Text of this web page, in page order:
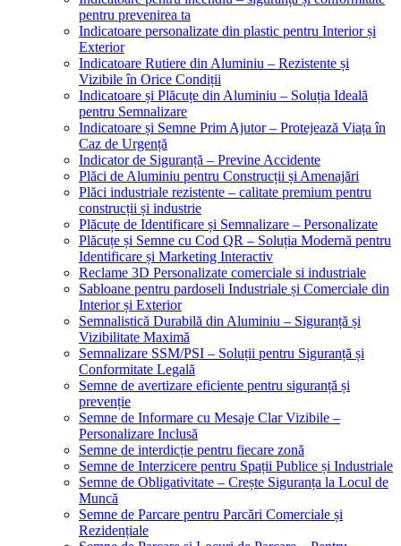
pentru prevenirea ta
Indicatoare personalizate din plastic pentru Interior și
Exterior
Indicatoare Rutiere din Aluminiu – Rezistente și
Vizibile în Orice Condiții
Indicatoare și Plăcuțe din Aluminiu – Soluția Ideală
pentru Semnalizare
Indicatoare și Semne Prim Ajutor – Protejează Viața în
Caz de Urgență
Indicator de Siguranță – Previne Accidente
Plăci de Aluminiu pentru Construcții și Amenajări
Plăci industriale rezistente – calitate premium pentru
construcții și industrie
Plăcuțe de Identificare și Semnalizare – Personalizate
Plăcuțe și Semne cu Cod QR – Soluția Modernă pentru
Identificare și Marketing Interactiv
Reclame 3D Personalizate comerciale si industriale
Sabloane pentru pardoseli Industriale și Comerciale din
Interior și Exterior
Semnalistică Durabilă din Aluminiu – Siguranță și
Vizibilitate Maximă
Semnalizare SSM/PSI – Soluții pentru Siguranță și
Conformitate Legală
Semne de avertizare eficiente pentru siguranță și
prevenție
Semne de Informare cu Mesaje Clar Vizibile –
Personalizare Inclusă
Semne de interdicție pentru fiecare zonă
Semne de Interzicere pentru Spații Publice și Industriale
Semne de Obligativitate – Crește Siguranța la Locul de
Muncă
Semne de Parcare pentru Parcări Comerciale și
Rezidențiale